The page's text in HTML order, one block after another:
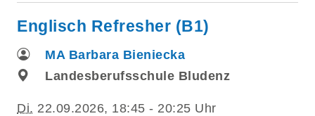
Englisch Refresher (B1)
MA Barbara Bieniecka
Landesberufsschule Bludenz
Di. 22.09.2026, 18:45 - 20:25 Uhr